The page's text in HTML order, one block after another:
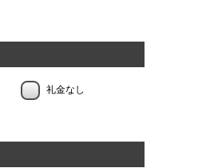
礼金なし